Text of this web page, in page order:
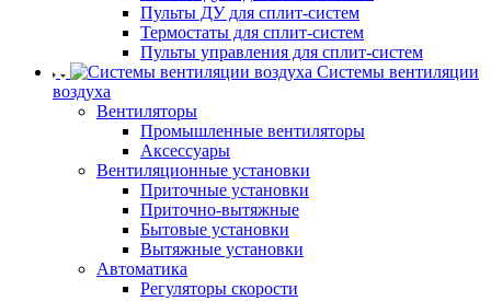
Пульты ДУ для сплит-систем
Термостаты для сплит-систем
Пульты управления для сплит-систем
Системы вентиляции
воздуха
Вентиляторы
Промышленные вентиляторы
Аксессуары
Вентиляционные установки
Приточные установки
Приточно-вытяжные
Бытовые установки
Вытяжные установки
Автоматика
Регуляторы скорости